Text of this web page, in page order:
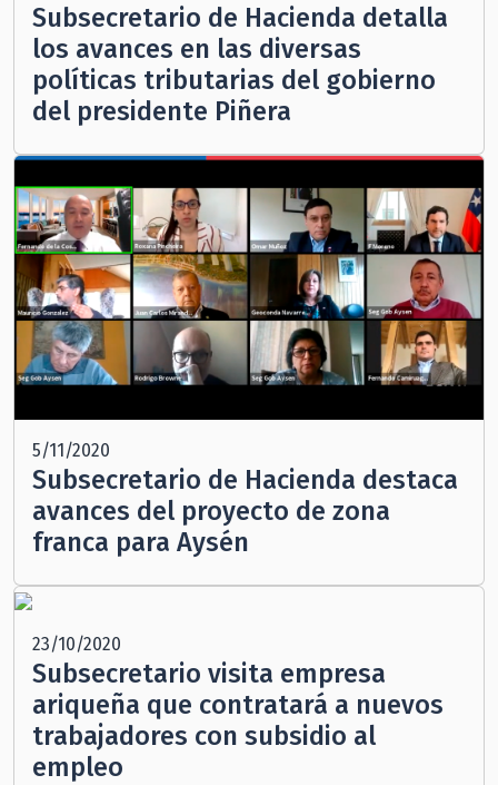
Subsecretario de Hacienda detalla
los avances en las diversas
políticas tributarias del gobierno
del presidente Piñera
5/11/2020
Subsecretario de Hacienda destaca
avances del proyecto de zona
franca para Aysén
23/10/2020
Subsecretario visita empresa
ariqueña que contratará a nuevos
trabajadores con subsidio al
empleo